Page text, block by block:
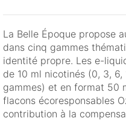
La Belle Époque propose
dans cinq gammes
identité propre. Les e-
de 10 ml nicotinés (0, 3,
gammes) et en format 50
flacons écoresponsables
contribution à la